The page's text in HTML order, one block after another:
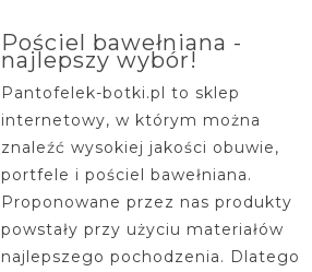
Pościel bawełniana -
najlepszy wybór!
Pantofelek-botki.pl to sklep
internetowy, w którym można
znaleźć wysokiej jakości obuwie,
portfele i pościel bawełniana.
Proponowane przez nas produkty
powstały przy użyciu materiałów
najlepszego pochodzenia. Dlatego